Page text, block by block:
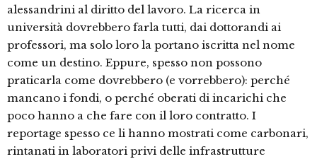
alessandrini al diritto del lavoro. La ricerca in
università dovrebbero farla tutti, dai dottorandi ai
professori, ma solo loro la portano iscritta nel nome
come un destino. Eppure, spesso non possono
praticarla come dovrebbero (e vorrebbero): perché
mancano i fondi, o perché oberati di incarichi che
poco hanno a che fare con il loro contratto. I
reportage spesso ce li hanno mostrati come carbonari,
rintanati in laboratori privi delle infrastrutture